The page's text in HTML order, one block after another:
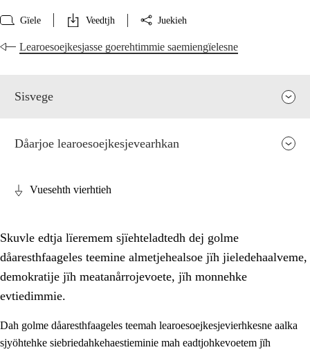
Gïele Veedtjh Juekieh
Learoesoejkesjasse goerehtimmie saemiengïelesne
Sisvege
2. Lïeremen, evtiedimmien jïh skearkagimmien prinsihph
Dåarjoe learoesoejkesjevearhkan
Vuesehth vierhtieh
Skuvle edtja lïeremem sjïehteladtedh dej golme
dåaresthfaageles teemine almetjehealsoe jïh jieledehaalveme,
demokratije jïh meatanårrojevoete, jïh monnehke
evtiedimmie.
Dah golme dåaresthfaageles teemah learoesoejkesjevierhkesne aalka
sjyöhtehke siebriedahkehaestieminie mah eadtjohkevoetem jïh